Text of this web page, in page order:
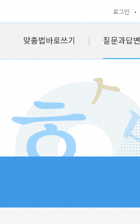
로그인 •
맞춤법바로쓰기 | 질문과답변